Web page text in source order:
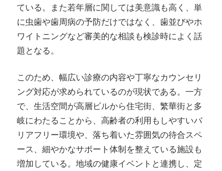
ている。また若年層に関しては美意識も高く、単
に虫歯や歯周病の予防だけではなく、歯並びやホ
ワイトニングなど審美的な相談も検診時によく話
題となる。
このため、幅広い診療の内容や丁寧なカウンセリ
ング対応が求められているのが現状である。一方
で、生活空間が高層ビルから住宅街、繁華街と多
岐にわたることから、高齢者の利用もしやすいバ
リアフリー環境や、落ち着いた雰囲気の待合スペ
ース、細やかなサポート体制を整えている施設も
増加している。地域の健康イベントと連携し、定